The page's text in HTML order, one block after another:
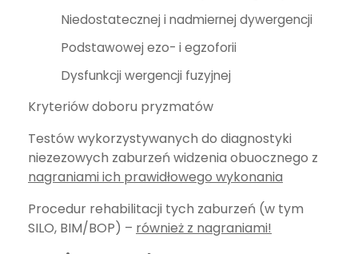
Niedostatecznej i nadmiernej dywergencji
Podstawowej ezo- i egzoforii
Dysfunkcji wergencji fuzyjnej
Kryteriów doboru pryzmatów
Testów wykorzystywanych do diagnostyki
niezezowych zaburzeń widzenia obuocznego z
nagraniami ich prawidłowego wykonania
Procedur rehabilitacji tych zaburzeń (w tym
SILO, BIM/BOP) – również z nagraniami!